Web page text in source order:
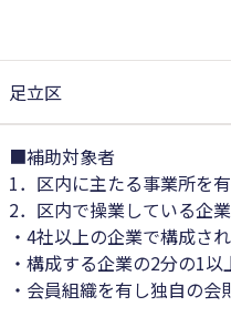
足立区
■補助対象者
1．区内に主たる事業所を
2．区内で操業している企
・4社以上の企業で構成さ
・構成する企業の2分の1
・会員組織を有し独自の